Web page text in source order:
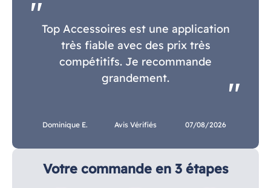
Votre commande en 3 étapes
Top Accessoires est une application
très fiable avec des prix très
compétitifs. Je recommande
grandement.
Dominique E. Avis Vérifiés 07/08/2026